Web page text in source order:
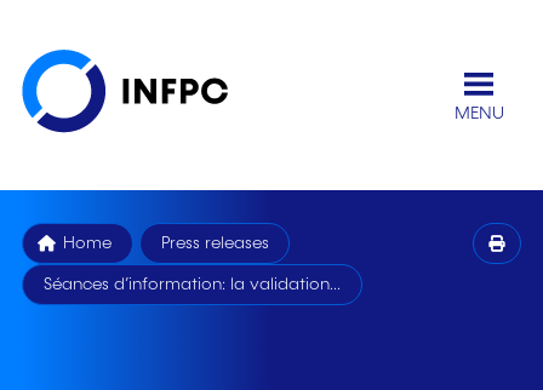
MENU
Home Press releases
Séances d’information: la validation...